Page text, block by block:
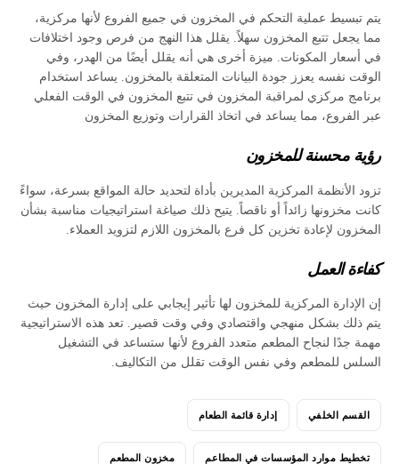
يتم تبسيط عملية التحكم في المخزون في جميع الفروع لأنها مركزية،
مما يجعل تتبع المخزون سهلاً. يقلل هذا النهج من فرص وجود اختلافات
في أسعار المكونات. ميزة أخرى هي أنه يقلل أيضًا من الهدر، وفي
الوقت نفسه يعزز جودة البيانات المتعلقة بالمخزون. يساعد استخدام
برنامج مركزي لمراقبة المخزون في تتبع المخزون في الوقت الفعلي
عبر الفروع، مما يساعد في اتخاذ القرارات وتوزيع المخزون
رؤية محسنة للمخزون
تزود الأنظمة المركزية المديرين بأداة لتحديد حالة المواقع بسرعة، سواءً
كانت مخزونها زائداً أو ناقصاً. يتيح ذلك صياغة استراتيجيات مناسبة بشأن
المخزون لإعادة تخزين كل فرع بالمخزون اللازم لتزويد العملاء.
كفاءة العمل
إن الإدارة المركزية للمخزون لها تأثير إيجابي على إدارة المخزون حيث
يتم ذلك بشكل منهجي واقتصادي وفي وقت قصير. تعد هذه الاستراتيجية
مهمة جدًا لنجاح المطعم متعدد الفروع لأنها ستساعد في التشغيل
السلس للمطعم وفي نفس الوقت تقلل من التكاليف.
القسم الخلفي إدارة قائمة الطعام
تخطيط موارد المؤسسات في المطاعم مخزون المطعم